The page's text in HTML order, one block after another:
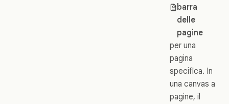
barra
delle
pagine
per una
pagina
specifica. In
una canvas a
pagine, il